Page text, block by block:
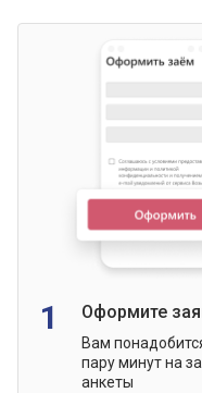
1 Оформите
Вам
пару минут на
анкеты